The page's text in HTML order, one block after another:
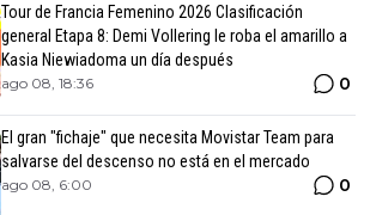
Tour de Francia Femenino 2026 Clasificación
general Etapa 8: Demi Vollering le roba el amarillo a
Kasia Niewiadoma un día después
ago 08, 18:36 0
El gran "fichaje" que necesita Movistar Team para
salvarse del descenso no está en el mercado
ago 08, 6:00 0